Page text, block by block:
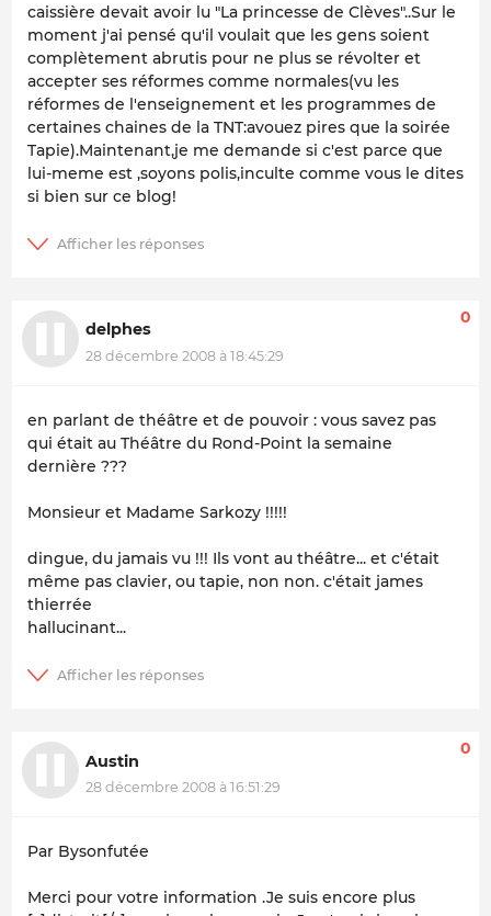
caissière devait avoir lu "La princesse de Clèves"..Sur le
moment j'ai pensé qu'il voulait que les gens soient
complètement abrutis pour ne plus se révolter et
accepter ses réformes comme normales(vu les
réformes de l'enseignement et les programmes de
certaines chaines de la TNT:avouez pires que la soirée
Tapie).Maintenant,je me demande si c'est parce que
lui-meme est ,soyons polis,inculte comme vous le dites
si bien sur ce blog!
delphes
28 décembre 2008 à 18:45:29
0
en parlant de théâtre et de pouvoir : vous savez pas
qui était au Théâtre du Rond-Point la semaine
dernière ???
Monsieur et Madame Sarkozy !!!!!
dingue, du jamais vu !!! Ils vont au théâtre... et c'était
même pas clavier, ou tapie, non non. c'était james
thierrée
hallucinant...
Austin
28 décembre 2008 à 16:51:29
0
Par Bysonfutée
Merci pour votre information .Je suis encore plus